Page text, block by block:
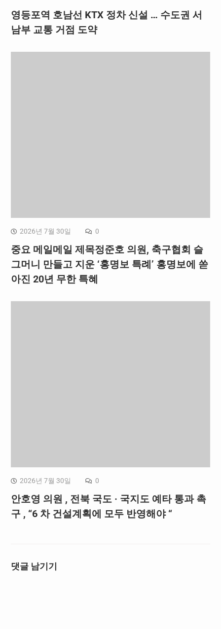
영등포역 호남선 KTX 정차 신설 … 수도권 서
남부 교통 거점 도약
2026년 7월 30일 0
중요 메일메일 제목정준호 의원, 축구협회 슬
그머니 만들고 지운 ‘홍명보 특례’ 홍명보에 쏟
아진 20년 무한 특혜
2026년 7월 30일 0
안호영 의원 , 전북 국도 · 국지도 예타 통과 촉
구 , “6 차 건설계획에 모두 반영해야 “
댓글 남기기